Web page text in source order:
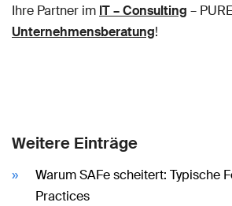
Ihre Partner im IT – Consulting –
Unternehmensberatung!
Weitere Einträge
Warum SAFe scheitert: Typische
Practices